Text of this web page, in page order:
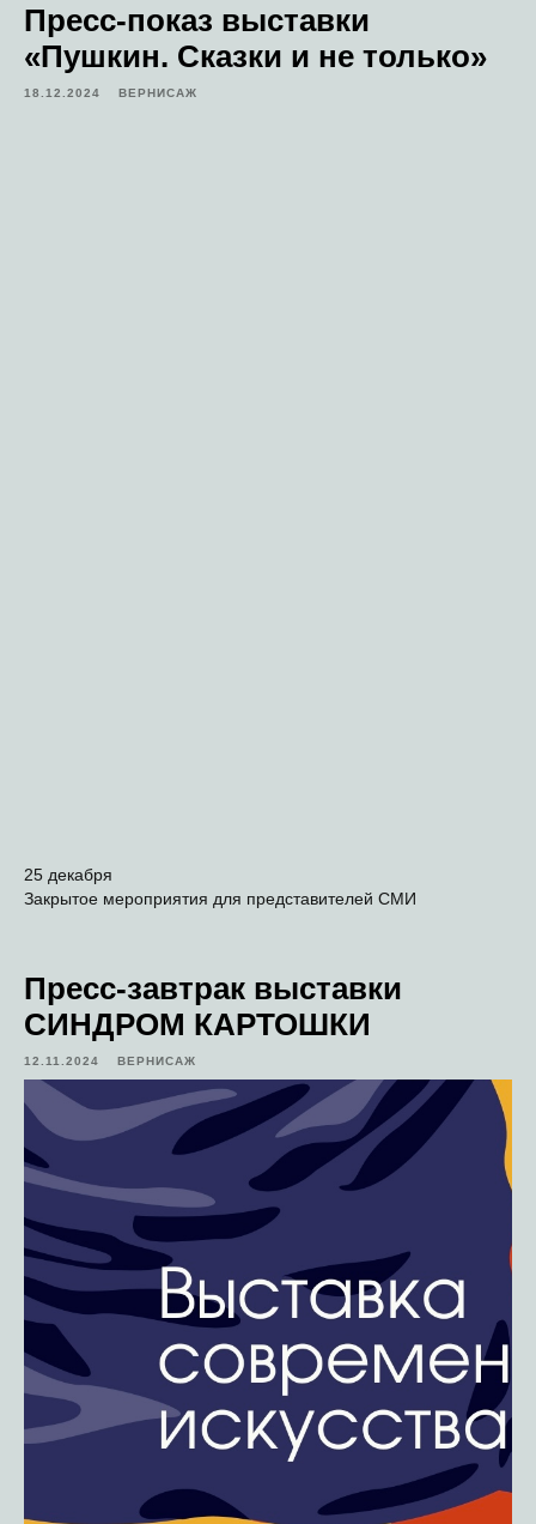
Пресс-показ выставки
«Пушкин. Сказки и не только»
18.12.2024 ВЕРНИСАЖ
25 декабря
Закрытое мероприятия для представителей СМИ
Пресс-завтрак выставки
СИНДРОМ КАРТОШКИ
12.11.2024 ВЕРНИСАЖ